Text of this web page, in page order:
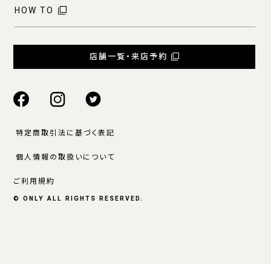
HOW TO
店舗一覧・来店予約
特定商取引法に基づく表記
個人情報の取扱いについて
ご利用規約
© ONLY ALL RIGHTS RESERVED.